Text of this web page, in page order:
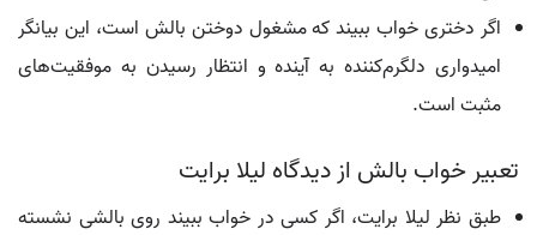
اگر دختری خواب ببیند که مشغول دوختن بالش است، این بیانگر
امیدواری دلگرم‌کننده به آینده و انتظار رسیدن به موفقیت‌های
مثبت است.
تعبیر خواب بالش از دیدگاه لیلا برایت
طبق نظر لیلا برایت، اگر کسی در خواب ببیند روی بالشی نشسته